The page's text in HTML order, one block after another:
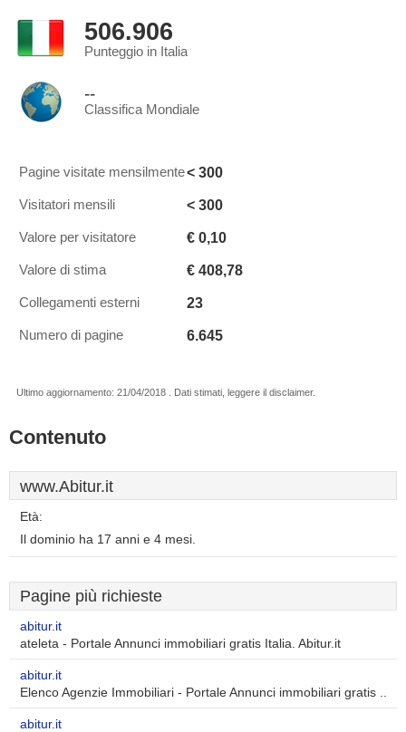
506.906
Punteggio in Italia
--
Classifica Mondiale
Pagine visitate mensilmente< 300
Visitatori mensili < 300
Valore per visitatore € 0,10
Valore di stima € 408,78
Collegamenti esterni 23
Numero di pagine 6.645
Ultimo aggiornamento: 21/04/2018 . Dati stimati, leggere il disclaimer.
Contenuto
www.Abitur.it
Età:
Il dominio ha 17 anni e 4 mesi.
Pagine più richieste
abitur.it
ateleta - Portale Annunci immobiliari gratis Italia. Abitur.it
abitur.it
Elenco Agenzie Immobiliari - Portale Annunci immobiliari gratis ..
abitur.it